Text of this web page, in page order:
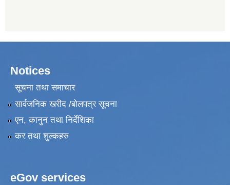
Notices
सूचना तथा समाचार
सार्वजनिक खरीद /बोलपत्र सूचना
एन, कानुन तथा निर्देशिका
कर तथा शुल्कहरु
eGov services